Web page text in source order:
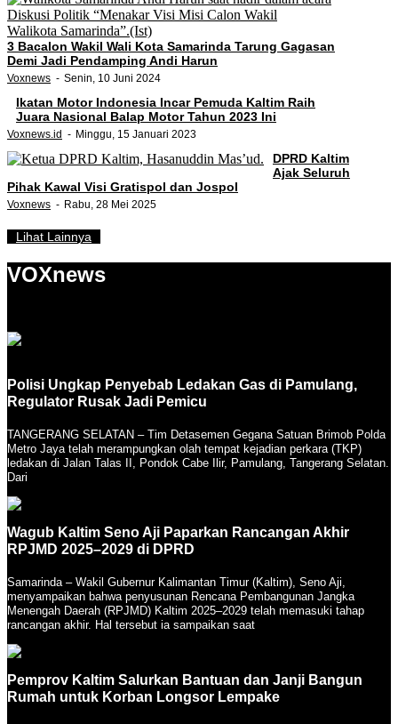
3 Bacalon Wakil Wali Kota Samarinda Tarung Gagasan
Demi Jadi Pendamping Andi Harun
Voxnews Senin, 10 Juni 2024
Ikatan Motor Indonesia Incar Pemuda Kaltim Raih
Juara Nasional Balap Motor Tahun 2023 Ini
Voxnews.id Minggu, 15 Januari 2023
DPRD Kaltim
Ajak Seluruh
Pihak Kawal Visi Gratispol dan Jospol
Voxnews Rabu, 28 Mei 2025
Lihat Lainnya
VOXnews
Polisi Ungkap Penyebab Ledakan Gas di Pamulang,
Regulator Rusak Jadi Pemicu
TANGERANG SELATAN – Tim Detasemen Gegana Satuan Brimob Polda
Metro Jaya telah merampungkan olah tempat kejadian perkara (TKP)
ledakan di Jalan Talas II, Pondok Cabe Ilir, Pamulang, Tangerang Selatan.
Dari
Wagub Kaltim Seno Aji Paparkan Rancangan Akhir
RPJMD 2025–2029 di DPRD
Samarinda – Wakil Gubernur Kalimantan Timur (Kaltim), Seno Aji,
menyampaikan bahwa penyusunan Rencana Pembangunan Jangka
Menengah Daerah (RPJMD) Kaltim 2025–2029 telah memasuki tahap
rancangan akhir. Hal tersebut ia sampaikan saat
Pemprov Kaltim Salurkan Bantuan dan Janji Bangun
Rumah untuk Korban Longsor Lempake